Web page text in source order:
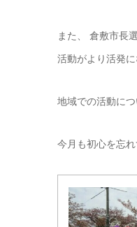
また、 倉敷市長
活動がより活発に
地域での活動に
今月も初心を忘れ